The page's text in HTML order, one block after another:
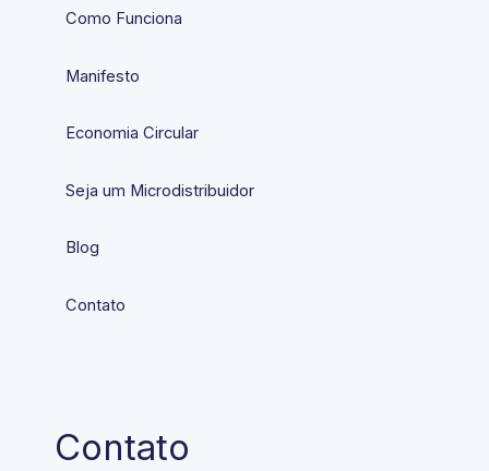
Como Funciona
Manifesto
Economia Circular
Seja um Microdistribuidor
Blog
Contato
Contato